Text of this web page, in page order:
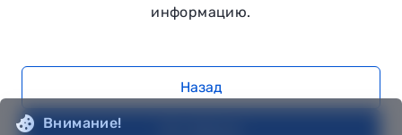
информацию.
Назад
Внимание!